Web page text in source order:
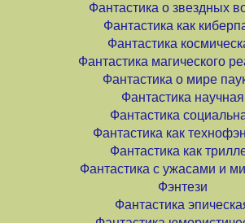
Фантастика о звездных
Фантастика как
Фантастика
Фантастика магического
Фантастика о мире
Фантастика научная
Фантастика
Фантастика как
Фантастика как
Фантастика с ужасами и
Фэнтези
Фантастика